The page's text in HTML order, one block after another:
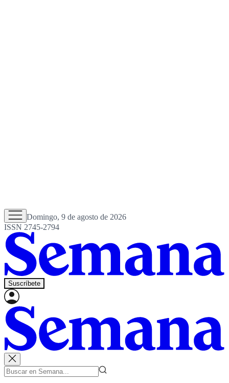
Domingo, 9 de agosto de 2026
ISSN 2745-2794
Suscríbete